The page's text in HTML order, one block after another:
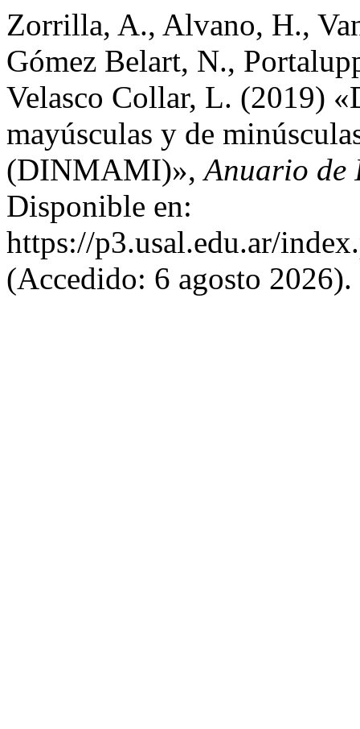
Zorrilla, A., Alvano, H.,
Gómez Belart, N.,
Velasco Collar, L. (2019)
mayúsculas y de
(DINMAMI)»,Anuario de
Disponible en:
https://p3.usal.edu.ar/
(Accedido: 6 agosto 2026).